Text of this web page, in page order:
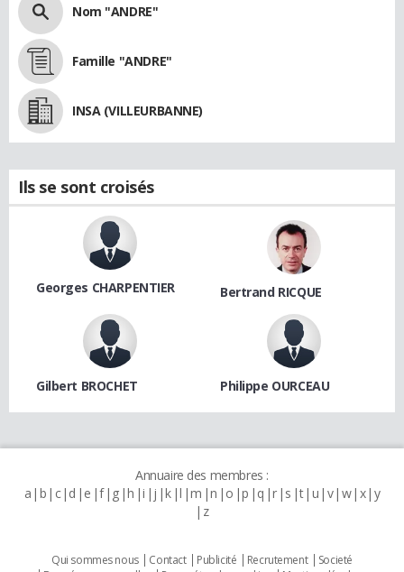
Nom "ANDRE"
Famille "ANDRE"
INSA (VILLEURBANNE)
Ils se sont croisés
Georges CHARPENTIER Bertrand RICQUE
Gilbert BROCHET Philippe OURCEAU
Annuaire des membres :
a b c d e f g h i j k l m n o p q r s t u v w x y
z
Qui sommes nous Contact Publicité Recrutement
Societé